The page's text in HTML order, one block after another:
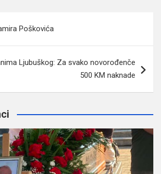
Poškovića
Ljubuškog: Za svako novorođenče
500 KM naknade